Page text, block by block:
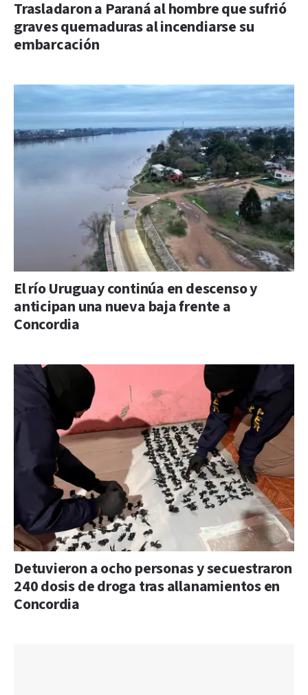
Trasladaron a Paraná al hombre que sufrió
graves quemaduras al incendiarse su
embarcación
El río Uruguay continúa en descenso y
anticipan una nueva baja frente a
Concordia
Detuvieron a ocho personas y secuestraron
240 dosis de droga tras allanamientos en
Concordia